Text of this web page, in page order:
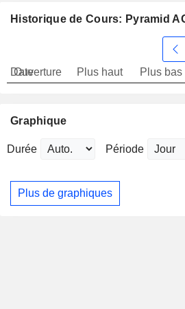
Historique de Cours: Pyramid
Date
Ouverture Plus haut Plus bas
Graphique
Durée Période
Plus de graphiques